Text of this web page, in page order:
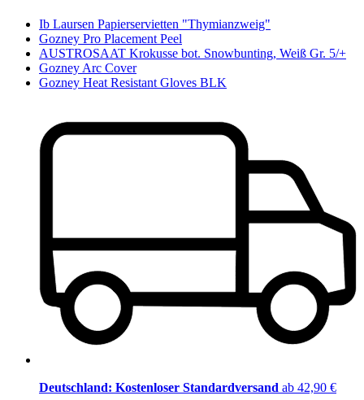
Ib Laursen Papierservietten "Thymianzweig"
Gozney Pro Placement Peel
AUSTROSAAT Krokusse bot. Snowbunting, Weiß Gr. 5/+
Gozney Arc Cover
Gozney Heat Resistant Gloves BLK
Deutschland: Kostenloser Standardversand ab 42,90 €